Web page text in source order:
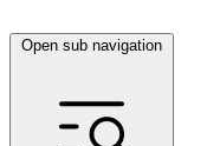
Open sub navigation